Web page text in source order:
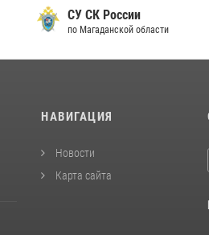
СУ СК России
по Магаданской области
НАВИГАЦИЯ
Новости
Карта сайта